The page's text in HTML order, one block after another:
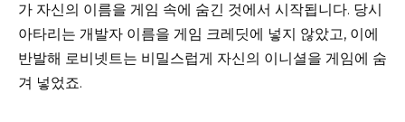
가 자신의 이름을 게임 속에 숨긴 것에서 시작됩니다. 당시
아타리는 개발자 이름을 게임 크레딧에 넣지 않았고, 이에
반발해 로비넷트는 비밀스럽게 자신의 이니셜을 게임에 숨
겨 넣었죠.